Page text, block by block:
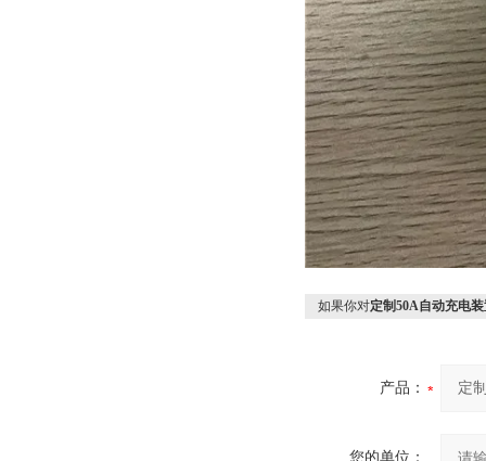
如果你对定制50A自动充电装
产品：
您的单位：